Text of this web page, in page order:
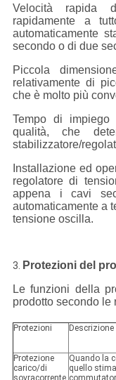
Velocità rapida
rapidamente a
automaticamente
secondo o di due
Piccola
relativamente di
che è molto più
Tempo di
qualità, che
stabilizzatore/
Installazione ed
regolatore di
appena i cavi
automaticamente a
tensione oscilla.
3. Protezioni del
Le funzioni della
prodotto secondo le
Protezioni Descrizione
Protezione
carico/di
Quando la
quello